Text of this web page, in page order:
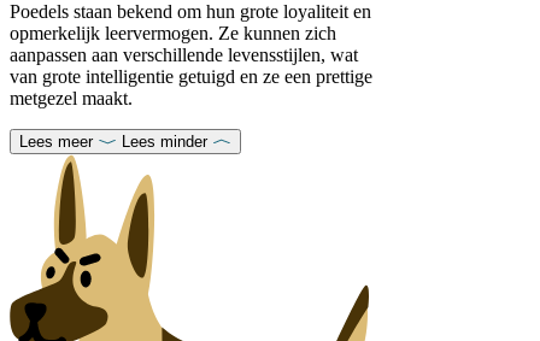
Poedels staan bekend om hun grote loyaliteit en
opmerkelijk leervermogen. Ze kunnen zich
aanpassen aan verschillende levensstijlen, wat
van grote intelligentie getuigd en ze een prettige
metgezel maakt.
Lees meer Lees minder